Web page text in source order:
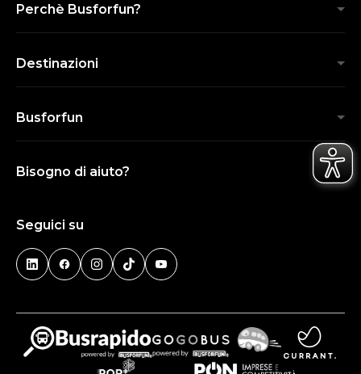
Perchè Busforfun?
Destinazioni
Busforfun
Bisogno di aiuto?
Seguici su